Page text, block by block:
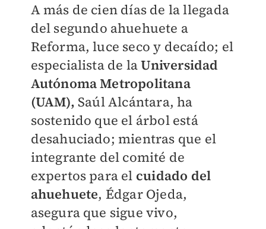
A más de cien días de la llegada
del segundo ahuehuete a
Reforma, luce seco y decaído; el
especialista de laUniversidad
Autónoma Metropolitana
(UAM), Saúl Alcántara, ha
sostenido que el árbol está
desahuciado; mientras que el
integrante del comité de
expertos para el cuidado del
ahuehuete, Édgar Ojeda,
asegura que sigue vivo,